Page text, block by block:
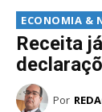
ECONOMIA &
Receita
Por